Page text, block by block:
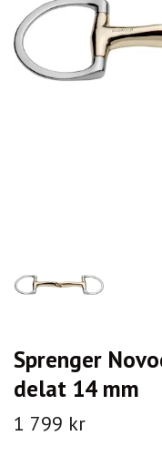
Sprenger
delat 14 mm
1 799 kr